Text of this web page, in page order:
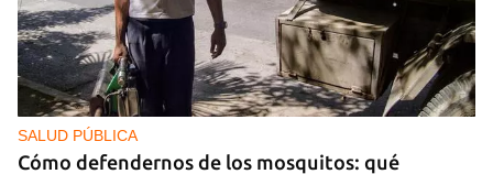
SALUD PÚBLICA
Cómo defendernos de los mosquitos: qué